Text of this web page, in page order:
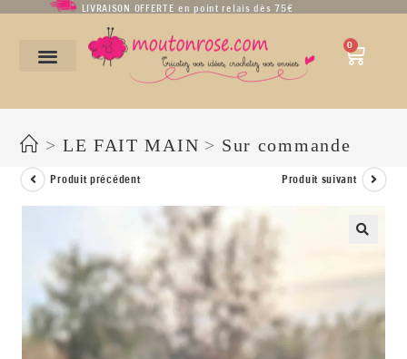
LIVRAISON OFFERTE en point relais dès 75€
0
> LE FAIT MAIN > Sur commande
Produit précédent Produit suivant